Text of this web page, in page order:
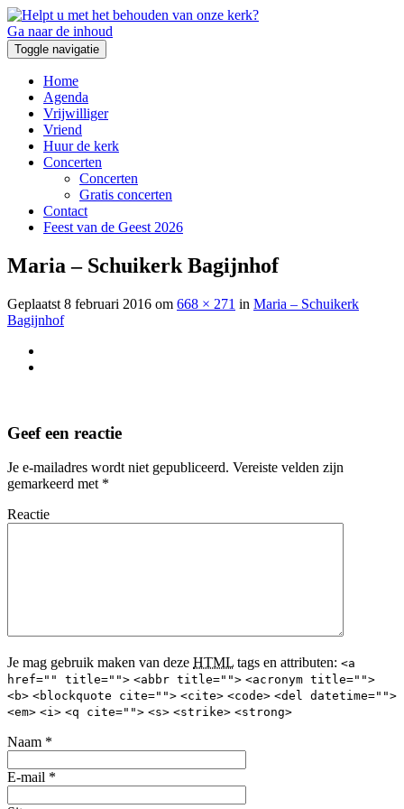
Ga naar de inhoud
Toggle navigatie
Home
Agenda
Vrijwilliger
Vriend
Huur de kerk
Concerten
Concerten
Gratis concerten
Contact
Feest van de Geest 2026
Maria – Schuikerk Bagijnhof
Geplaatst 8 februari 2016 om 668 × 271 in Maria – Schuikerk
Bagijnhof
Geef een reactie
Je e-mailadres wordt niet gepubliceerd. Vereiste velden zijn
gemarkeerd met *
Reactie
Je mag gebruik maken van deze HTML tags en attributen: <a
href="" title=""> <abbr title=""> <acronym title="">
<b> <blockquote cite=""> <cite> <code> <del datetime="">
<em> <i> <q cite=""> <s> <strike> <strong>
Naam *
E-mail *